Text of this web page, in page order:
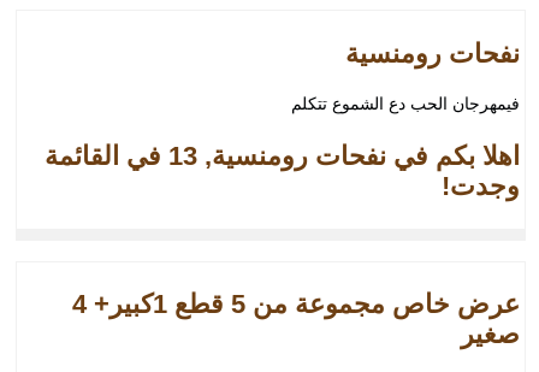
نفحات رومنسية
فيمهرجان الحب دع الشموع تتكلم
اهلا بكم في نفحات رومنسية, 13 في القائمة
وجدت!
عرض خاص مجموعة من 5 قطع 1كبير+ 4
صغير